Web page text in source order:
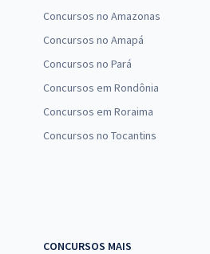
Concursos no Amazonas
Concursos no Amapá
Concursos no Pará
Concursos em Rondônia
Concursos em Roraima
Concursos no Tocantins
CONCURSOS MAIS